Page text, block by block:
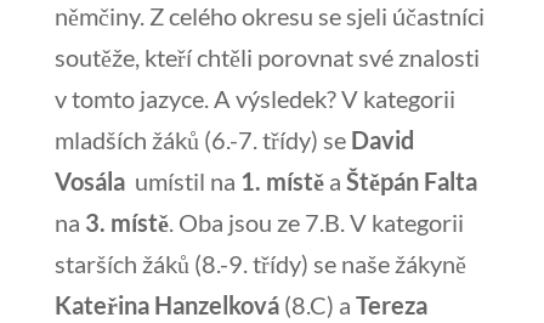
němčiny. Z celého okresu se sjeli účastníci
soutěže, kteří chtěli porovnat své znalosti
v tomto jazyce. A výsledek? V kategorii
mladších žáků (6.-7. třídy) se David
Vosála umístil na 1. místěa Štěpán Falta
na 3. místě. Oba jsou ze 7.B. V kategorii
starších žáků (8.-9. třídy) se naše žákyně
Kateřina Hanzelková(8.C) a Tereza